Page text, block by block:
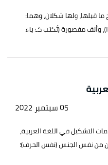
قبلها، ولها شكلان، وهما:
وألف مقصورة (تُكتب كـ: ياء
05 سبتمبر 2022
التشكيل في اللغة العربية،
من نفس الجنس (نفس الحرف)؛